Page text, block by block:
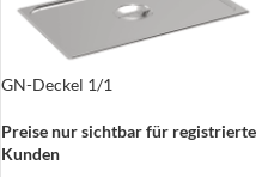
GN-Deckel 1/1
Preise nur sichtbar für registrierte
Kunden